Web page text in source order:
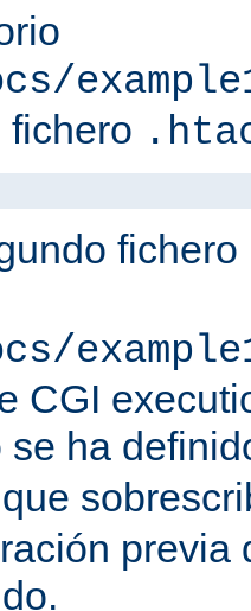
fichero
fichero
CGI
se ha
previa